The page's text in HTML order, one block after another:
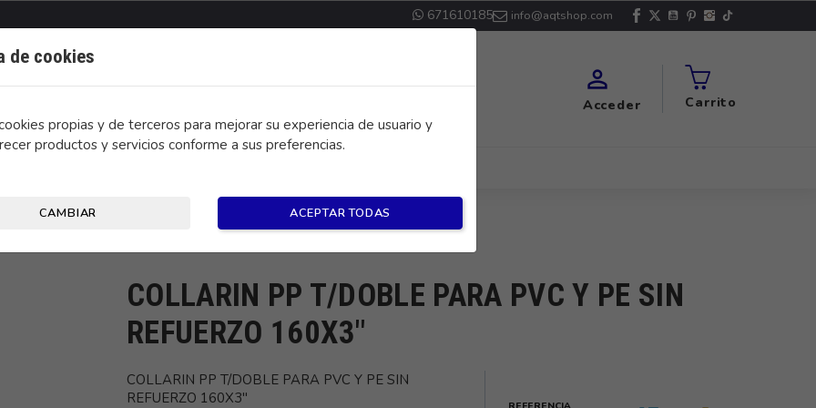
de cookies
propias y de terceros para mejorar su experiencia de usuario y
productos y servicios conforme a sus preferencias.
CAMBIAR ACEPTAR TODAS
671610185 info@aqtshop.com

Acceder Carrito
SIN REFUERZO 160X3"
COLLARIN PP T/DOBLE PARA PVC Y PE SIN
REFUERZO 160X3"
COLLARIN PP T/DOBLE PARA PVC Y PE SIN
REFUERZO 160X3"